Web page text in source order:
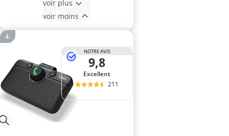
voir plus
voir moins
NOTRE AVIS
9,8
Excellent
211